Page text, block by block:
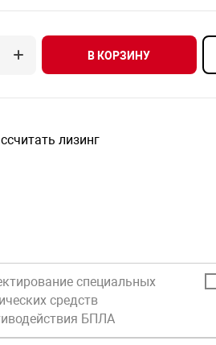
В КОРЗИНУ
лизинг
специальных
средств
БПЛА